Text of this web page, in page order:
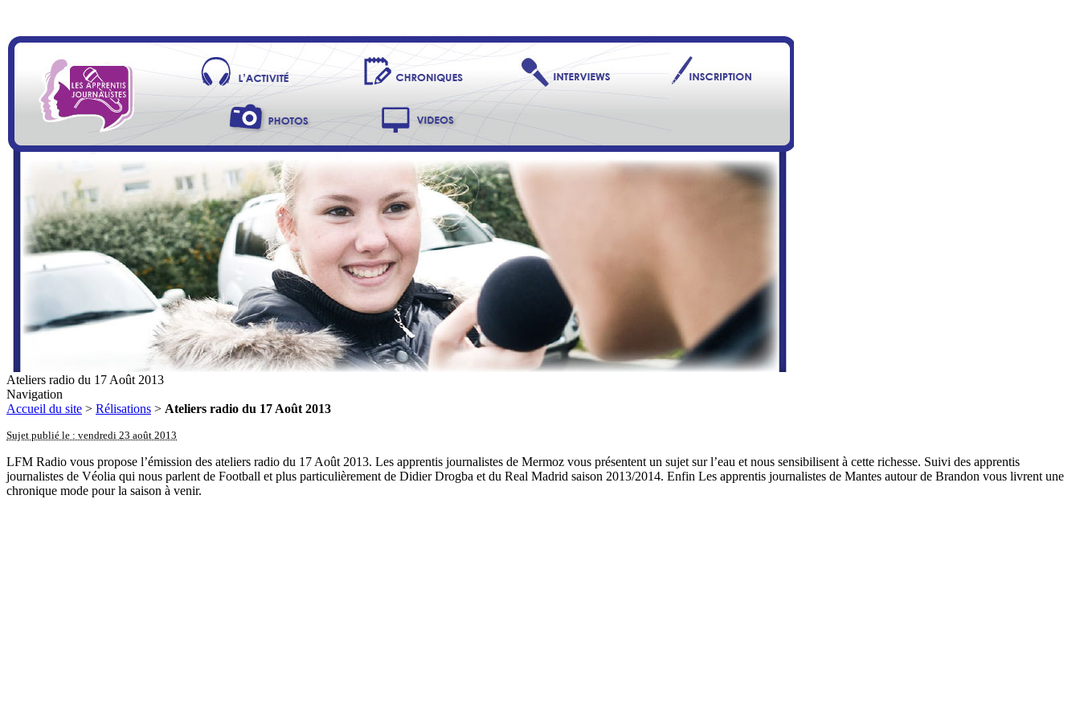
Ateliers radio du 17 Août 2013
Navigation
Accueil du site > Rélisations > Ateliers radio du 17 Août 2013
Sujet publié le : vendredi 23 août 2013
LFM Radio vous propose l’émission des ateliers radio du 17 Août 2013. Les apprentis journalistes de Mermoz vous présentent un sujet sur l’eau et nous sensibilisent à cette richesse. Suivi des apprentis
journalistes de Véolia qui nous parlent de Football et plus particulièrement de Didier Drogba et du Real Madrid saison 2013/2014. Enfin Les apprentis journalistes de Mantes autour de Brandon vous livrent une
chronique mode pour la saison à venir.